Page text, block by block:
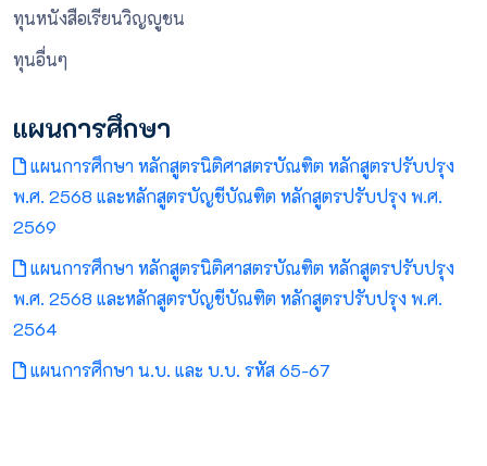
ทุนหนังสือเรียนวิญญูชน
ทุนอื่นๆ
แผนการศึกษา
แผนการศึกษา หลักสูตรนิติศาสตรบัณฑิต หลักสูตรปรับปรุง
พ.ศ. 2568 และหลักสูตรบัญชีบัณฑิต หลักสูตรปรับปรุง พ.ศ.
2569
แผนการศึกษา หลักสูตรนิติศาสตรบัณฑิต หลักสูตรปรับปรุง
พ.ศ. 2568 และหลักสูตรบัญชีบัณฑิต หลักสูตรปรับปรุง พ.ศ.
2564
แผนการศึกษา น.บ. และ บ.บ. รหัส 65-67